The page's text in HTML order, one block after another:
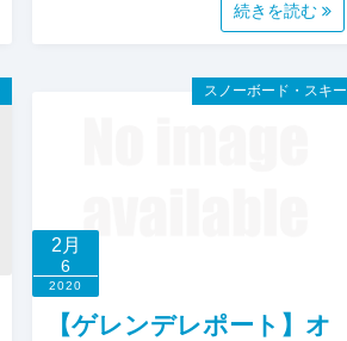
続きを読む
スノーボード・スキー
2月
6
2020
【ゲレンデレポート】オ